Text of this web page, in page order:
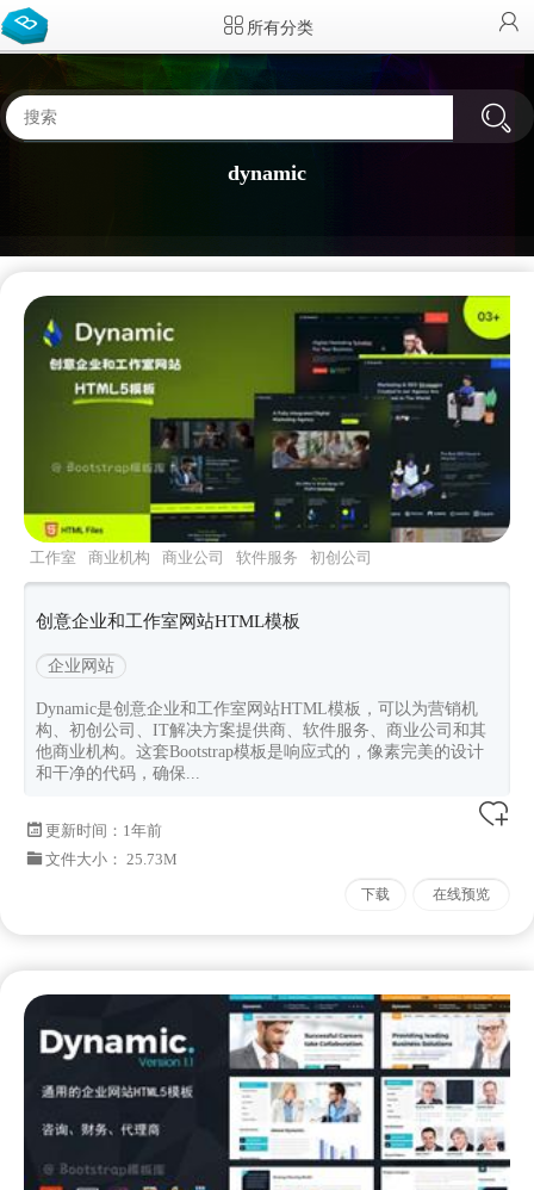
所有分类
dynamic
工作室 商业机构 商业公司 软件服务 初创公司
创意企业和工作室网站HTML模板
企业网站
Dynamic是创意企业和工作室网站HTML模板，可以为营销机
构、初创公司、IT解决方案提供商、软件服务、商业公司和其
他商业机构。这套Bootstrap模板是响应式的，像素完美的设计
和干净的代码，确保...
更新时间： 1年前
文件大小： 25.73M
下载 在线预览